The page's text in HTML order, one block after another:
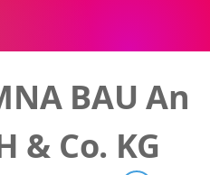
BAU An
& Co. KG